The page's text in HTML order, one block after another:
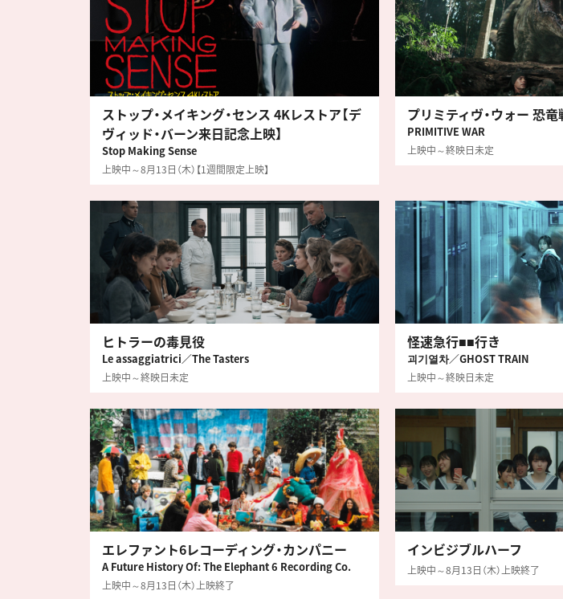
ストップ・メイキング・センス 4Kレストア【デ
ヴィッド・バーン来日記念上映】
Stop Making Sense
上映中～8月13日（木）【1週間限定上映】
プリミティヴ・ウォー 恐竜
PRIMITIVE WAR
上映中～終映日未定
ヒトラーの毒見役
Le assaggiatrici／The Tasters
上映中～終映日未定
怪速急行■■行き
괴기열차／GHOST TRAIN
上映中～終映日未定
エレファント6レコーディング・カンパニー
A Future History Of: The Elephant 6 Recording Co.
上映中～8月13日（木）上映終了
インビジブルハーフ
上映中～8月13日（木）上映終了